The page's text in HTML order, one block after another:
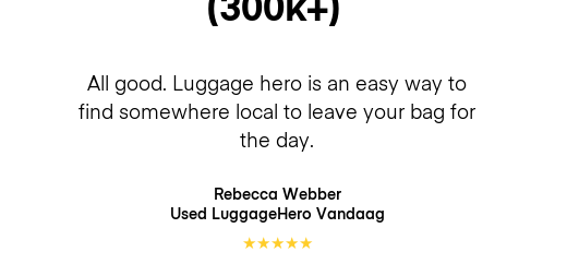
All good. Luggage hero is an easy way to
find somewhere local to leave your bag for
the day.
Rebecca Webber
Used LuggageHero Vandaag
★★★★★